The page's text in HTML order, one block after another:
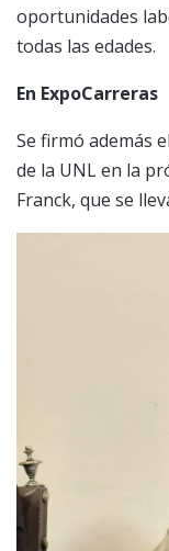
oportunidades
todas las edades.
En ExpoCarreras
Se firmó además
de la UNL en la
Franck, que se